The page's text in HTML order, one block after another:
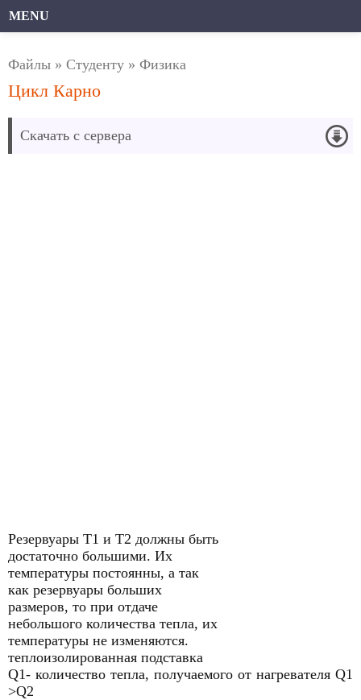
MENU
Файлы » Студенту » Физика
Цикл Карно
Скачать с сервера
Резервуары Т1 и Т2 должны быть
достаточно большими. Их
температуры постоянны, а так
как резервуары больших
размеров, то при отдаче
небольшого количества тепла, их
температуры не изменяются.
теплоизолированная подставка
Q1- количество тепла, получаемого от нагревателя Q1
>Q2